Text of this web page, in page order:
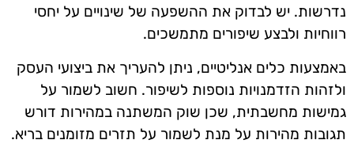
נדרשות. יש לבדוק את ההשפעה של שינויים על יחסי
רווחיות ולבצע שיפורים מתמשכים.
באמצעות כלים אנליטיים, ניתן להעריך את ביצועי העסק
ולזהות הזדמנויות נוספות לשיפור. חשוב לשמור על
גמישות מחשבתית, שכן שוק המשתנה במהירות דורש
תגובות מהירות על מנת לשמור על תזרים מזומנים בריא.